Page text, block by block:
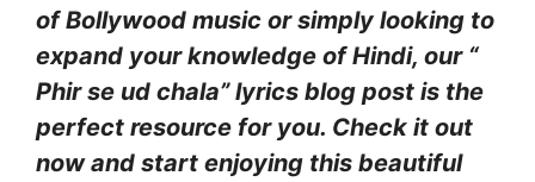
of Bollywood music or simply looking to
expand your knowledge of Hindi, our “
Phir se ud chala” lyrics blog post is the
perfect resource for you. Check it out
now and start enjoying this beautiful